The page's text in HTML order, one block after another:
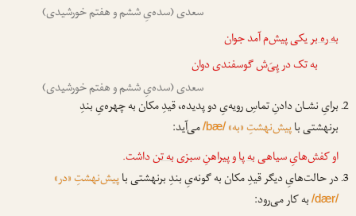
سعدی (سده‌یِ ششم و هفتم خورشیدی)
به ره بریکی پیش‌م آمد جوان
به تک در پِیَ‌ش گوسفندی دوان
سعدی (سده‌یِ ششم و هفتم خورشیدی)
برایِ نشـان دادنِ تماسِ رویه‌یِ دو پدیده، قیدِ مکان به چهره‌یِ بندِ
برنهشتی باپیش‌نهشتِ «به»/bæ/می‌آید:
او کفش‌هایِ سیاهیبه پاو پیراهنِ سبزیبه تنداشت.
در حالت‌هایِ دیگر قیدِ مکان به گونه‌یِ بندِ برنهشتی باپیش‌نهشتِ «در»
/dær/به کار می‌رود: